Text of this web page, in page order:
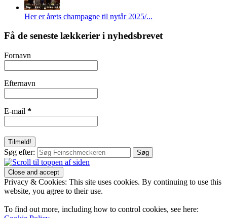
Her er årets champagne til nytår 2025/...
Få de seneste lækkerier i nyhedsbrevet
Fornavn
Efternavn
E-mail *
Søg efter:
Privacy & Cookies: This site uses cookies. By continuing to use this
website, you agree to their use.
To find out more, including how to control cookies, see here: